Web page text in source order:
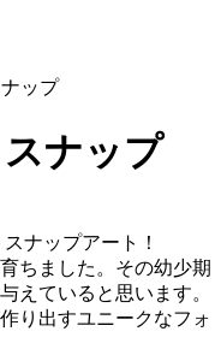
ップ
ナップ
ナップアート！
ちました。その幼少期
えていると思います。
り出すユニークなフォ